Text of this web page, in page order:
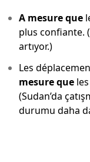
A mesure que
plus confiante.
artıyor.)
Les
mesure que
(Sudan’da
durumu daha